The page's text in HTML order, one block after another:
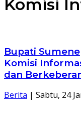
Komisi
Bupati
Komisi
dan
Berita | Sabtu, 24